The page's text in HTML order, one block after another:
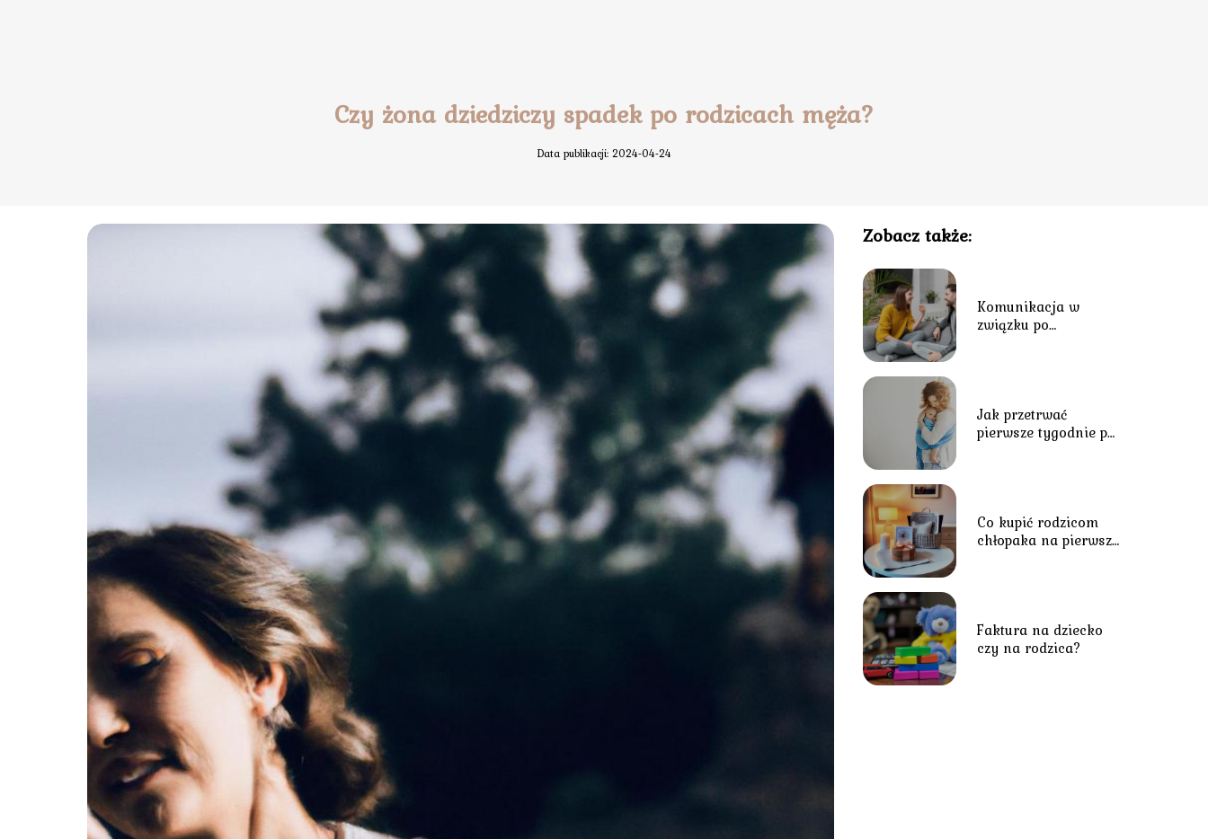
Czy żona dziedziczy spadek po rodzicach męża?
Data publikacji: 2024-04-24
Zobacz także:
Komunikacja w
związku po
Jak przetrwać
pierwsze tygodnie po
Co kupić rodzicom
chłopaka na pierwsze
Faktura na dziecko
czy na rodzica?